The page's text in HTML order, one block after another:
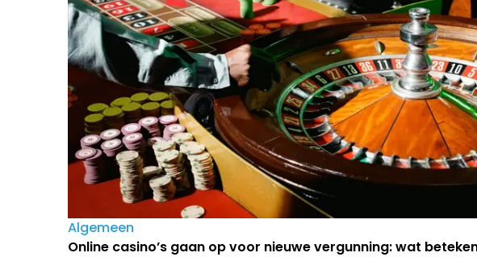
Algemeen
Online casino’s gaan op voor nieuwe vergunning: wat